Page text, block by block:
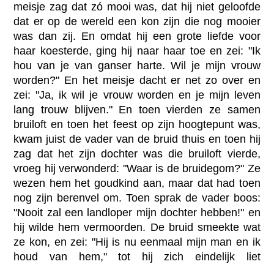
meisje zag dat zó mooi was, dat hij niet geloofde
dat er op de wereld een kon zijn die nog mooier
was dan zij. En omdat hij een grote liefde voor
haar koesterde, ging hij naar haar toe en zei: "Ik
hou van je van ganser harte. Wil je mijn vrouw
worden?" En het meisje dacht er net zo over en
zei: "Ja, ik wil je vrouw worden en je mijn leven
lang trouw blijven." En toen vierden ze samen
bruiloft en toen het feest op zijn hoogtepunt was,
kwam juist de vader van de bruid thuis en toen hij
zag dat het zijn dochter was die bruiloft vierde,
vroeg hij verwonderd: "Waar is de bruidegom?" Ze
wezen hem het goudkind aan, maar dat had toen
nog zijn berenvel om. Toen sprak de vader boos:
"Nooit zal een landloper mijn dochter hebben!" en
hij wilde hem vermoorden. De bruid smeekte wat
ze kon, en zei: "Hij is nu eenmaal mijn man en ik
houd van hem," tot hij zich eindelijk liet